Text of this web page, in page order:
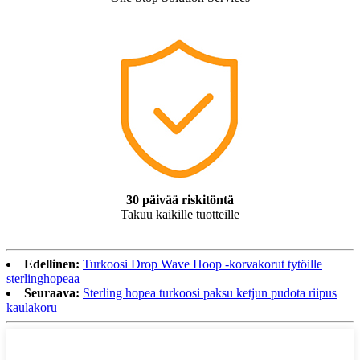
30 päivää riskitöntä
Takuu kaikille tuotteille
Edellinen: Turkoosi Drop Wave Hoop -korvakorut tytöille
sterlinghopeaa
Seuraava: Sterling hopea turkoosi paksu ketjun pudota riipus
kaulakoru